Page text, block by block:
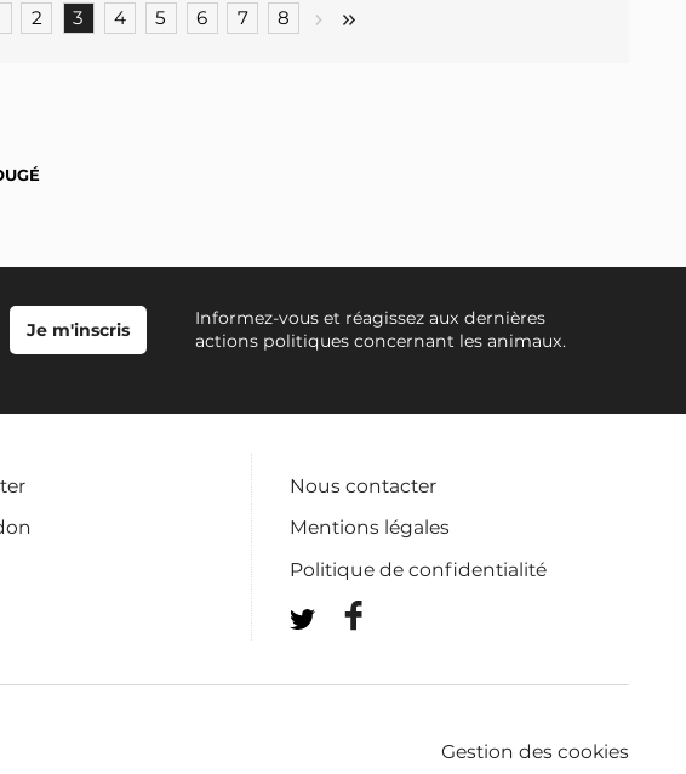
2 3 4 5 6 7 8
Informez-vous et réagissez aux dernières
actions politiques concernant les animaux.
Nous contacter
Mentions légales
Politique de confidentialité
Gestion des cookies